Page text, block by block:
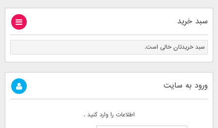
سبد خرید
سبد خریدتان خالی است.
ورود به سایت
اطلاعات را وارد کنید .